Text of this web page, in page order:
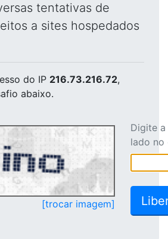
tentativas de
a sites hospedados
do IP 216.73.216.72,
abaixo.
[trocar imagem]
Digite
lado no